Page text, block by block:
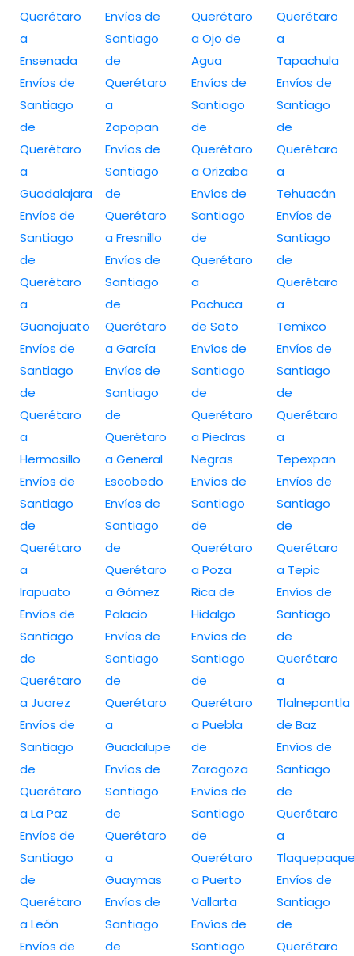
Querétaro
a
Ensenada
Envíos de
Santiago
de
Querétaro
a
Guadalajara
Envíos de
Santiago
de
Querétaro
a
Guanajuato
Envíos de
Santiago
de
Querétaro
a
Hermosillo
Envíos de
Santiago
de
Querétaro
a
Irapuato
Envíos de
Santiago
de
Querétaro
a Juarez
Envíos de
Santiago
de
Querétaro
a La Paz
Envíos de
Santiago
de
Querétaro
a León
Envíos de
Envíos de
Santiago
de
Querétaro
a
Zapopan
Envíos de
Santiago
de
Querétaro
a Fresnillo
Envíos de
Santiago
de
Querétaro
a García
Envíos de
Santiago
de
Querétaro
a General
Escobedo
Envíos de
Santiago
de
Querétaro
a Gómez
Palacio
Envíos de
Santiago
de
Querétaro
a
Guadalupe
Envíos de
Santiago
de
Querétaro
a
Guaymas
Envíos de
Santiago
de
Querétaro
a Ojo de
Agua
Envíos de
Santiago
de
Querétaro
a Orizaba
Envíos de
Santiago
de
Querétaro
a
Pachuca
de Soto
Envíos de
Santiago
de
Querétaro
a Piedras
Negras
Envíos de
Santiago
de
Querétaro
a Poza
Rica de
Hidalgo
Envíos de
Santiago
de
Querétaro
a Puebla
de
Zaragoza
Envíos de
Santiago
de
Querétaro
a Puerto
Vallarta
Envíos de
Santiago
Querétaro
a
Tapachula
Envíos de
Santiago
de
Querétaro
a
Tehuacán
Envíos de
Santiago
de
Querétaro
a
Temixco
Envíos de
Santiago
de
Querétaro
a
Tepexpan
Envíos de
Santiago
de
Querétaro
a Tepic
Envíos de
Santiago
de
Querétaro
a
Tlalnepantla
de Baz
Envíos de
Santiago
de
Querétaro
a
Envíos de
Santiago
de
Querétaro